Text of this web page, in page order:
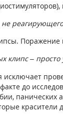
клипс –
до
панических
красители